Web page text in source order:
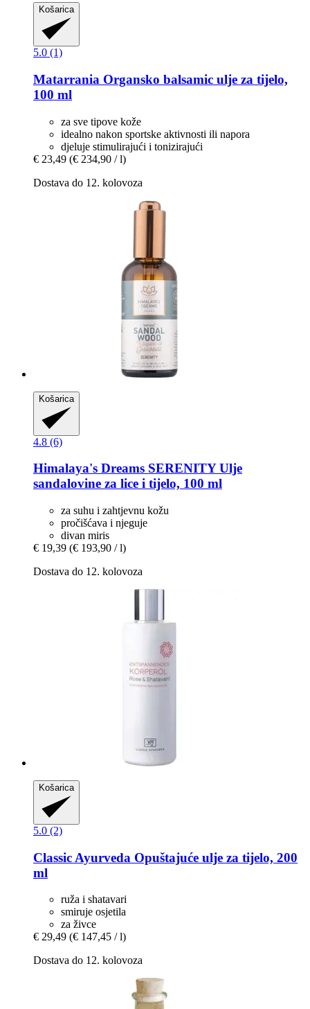
Košarica
5.0 (1)
Matarrania Organsko balsamic ulje za tijelo,
100 ml
za sve tipove kože
idealno nakon sportske aktivnosti ili napora
djeluje stimulirajući i tonizirajući
€ 23,49 (€ 234,90 / l)
Dostava do 12. kolovoza
Košarica
4.8 (6)
Himalaya's Dreams SERENITY Ulje
sandalovine za lice i tijelo, 100 ml
za suhu i zahtjevnu kožu
pročišćava i njeguje
divan miris
€ 19,39 (€ 193,90 / l)
Dostava do 12. kolovoza
Košarica
5.0 (2)
Classic Ayurveda Opuštajuće ulje za tijelo, 200
ml
ruža i shatavari
smiruje osjetila
za živce
€ 29,49 (€ 147,45 / l)
Dostava do 12. kolovoza